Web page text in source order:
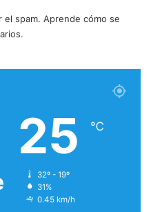
el spam. Aprende cómo se
25 ℃
32º - 19º
31%
0.45 km/h